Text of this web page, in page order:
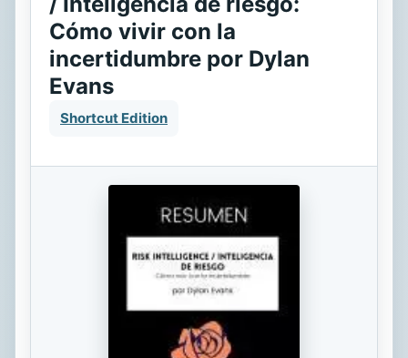
Cómo vivir con la
incertidumbre por Dylan
Evans
Shortcut Edition